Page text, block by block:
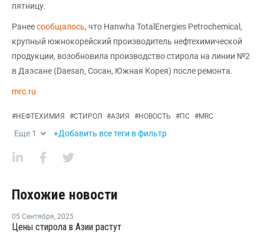
пятницу.
Ранеесообщалось, что Hanwha TotalEnergies Petrochemical,
крупный южнокорейский производитель нефтехимической
продукции, возобновила производство стирола на линии №2
в Даэсане (Daesan, Сосан, Южная Корея) после ремонта.
mrc.ru
#НЕФТЕХИМИЯ #СТИРОЛ #АЗИЯ #НОВОСТЬ #ПС #MRC
Еще 1 +Добавить все теги в фильтр
Похожие новости
05 Сентября, 2025
Цены стирола в Азии растут